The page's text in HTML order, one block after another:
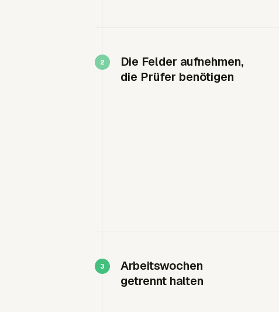
Die Felder aufnehmen,
die Prüfer benötigen
Arbeitswochen
getrennt halten